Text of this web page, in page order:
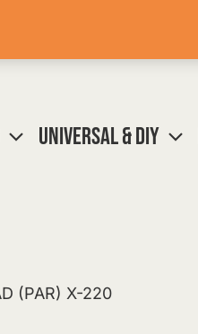
UNIVERSAL & DIY